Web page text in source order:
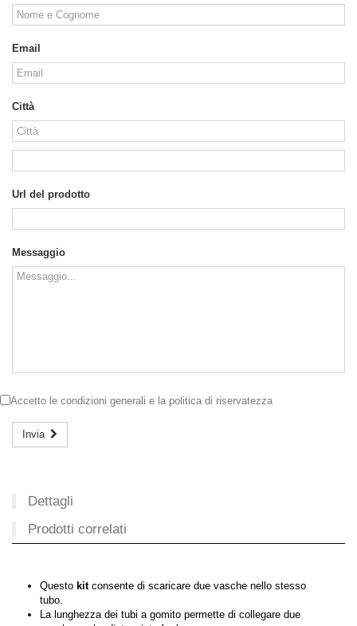
Email
Città
Url del prodotto
Messaggio
Accetto le condizioni generali e la politica di riservatezza
Invia
Dettagli
Prodotti correlati
Questo kitconsente di scaricare due vasche nello stesso
tubo.
La lunghezza dei tubi a gomito permette di collegare due